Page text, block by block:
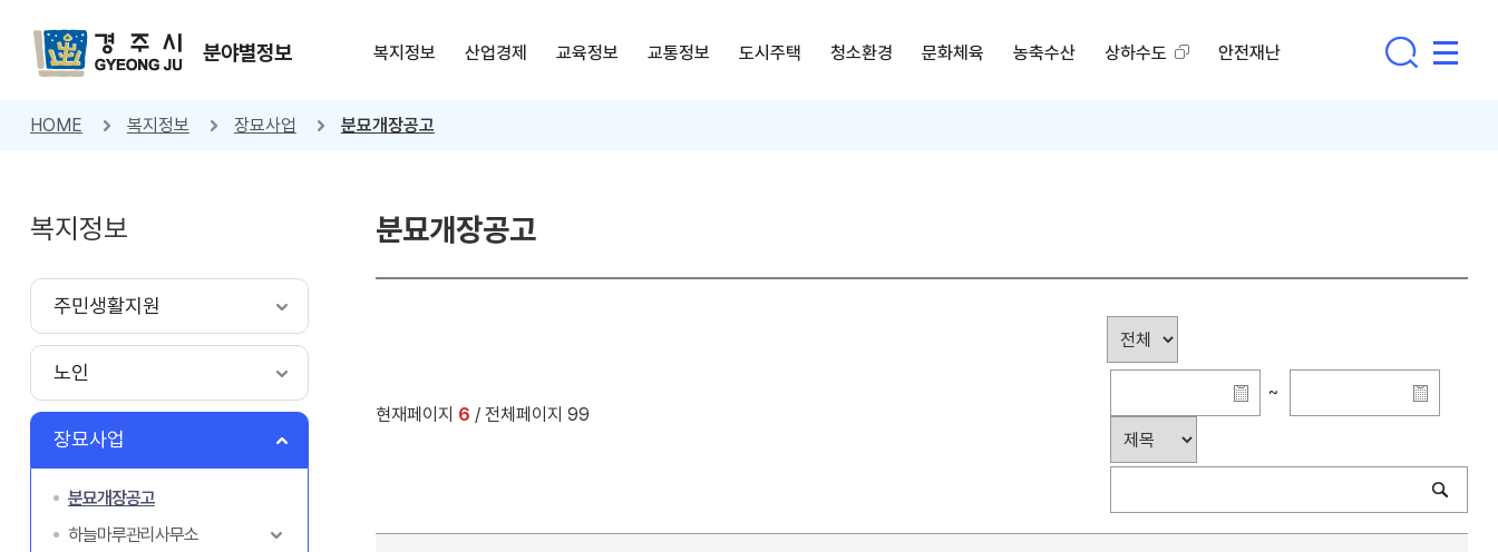
분야별정보 복지정보 산업경제 교육정보 교통정보 도시주택 청소환경 문화체육 농축수산 상하수도 안전재난
HOME 복지정보 장묘사업 분묘개장공고
복지정보
주민생활지원
노인
장묘사업
분묘개장공고
하늘마루관리사무소
분묘개장공고
현재페이지 6 / 전체페이지 99
~